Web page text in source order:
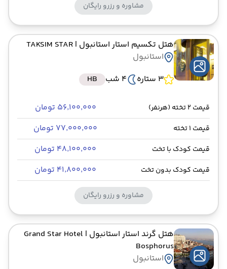
مشاوره و رزرو رایگان
هتل تکسیم استار استانبول | TAKSIM STAR
استانبول
3 ستاره
4 شب HB
قیمت 2 تخته (هرنفر) ۵۶٬۱۰۰٬۰۰۰ تومان
قیمت 1 تخته ۷۷٬۰۰۰٬۰۰۰ تومان
قیمت کودک با تخت ۴۸٬۱۰۰٬۰۰۰ تومان
قیمت کودک بدون تخت ۴۱٬۸۰۰٬۰۰۰ تومان
مشاوره و رزرو رایگان
هتل گرند استار استانبول | Grand Star Hotel
Bosphorus
استانبول